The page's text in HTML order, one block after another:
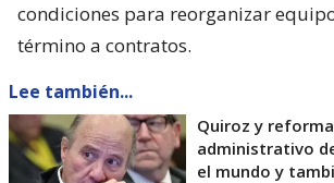
condiciones para reorganizar
término a contratos.
Lee también...
Quiroz y
administrativo
el mundo y